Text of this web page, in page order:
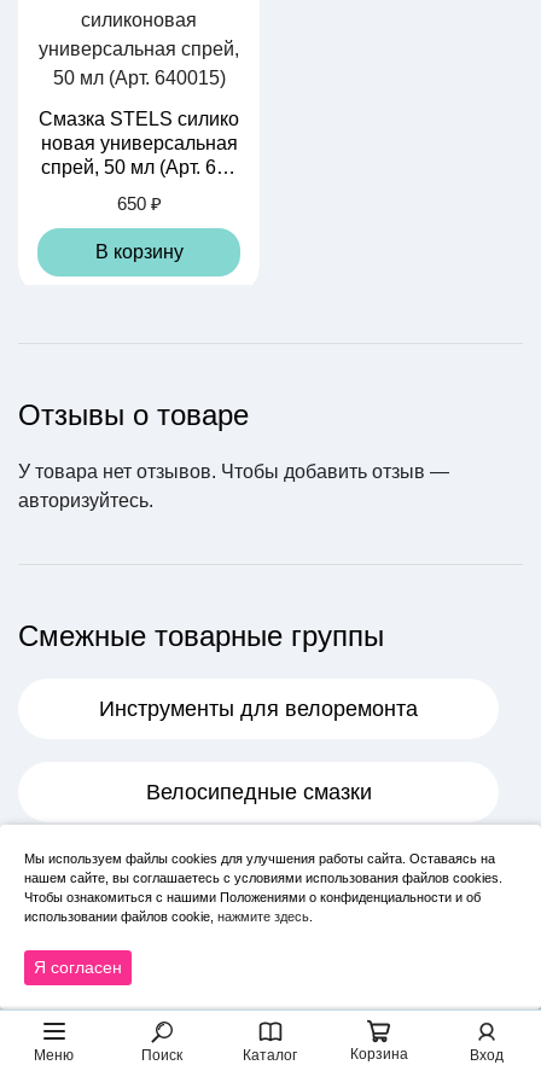
Меню Поиск Каталог Корзина Вход
Смазка STELS силико
новая универсальная
спрей, 50 мл (Арт. 640
650 ₽
В корзину
Камера ARISUN STA
NDARD 26" x 1.50/2.2
500 ₽
с ниппелем, стальная,
серебристая
10 ₽
В корзину
Отзывы о товаре
У товара нет отзывов. Чтобы добавить отзыв —
авторизуйтесь.
Смежные товарные группы
Инструменты для велоремонта
Велосипедные смазки
Камеры
+ ещё 6
Мы используем файлы cookies для улучшения работы сайта. Оставаясь на
нашем сайте, вы соглашаетесь с условиями использования файлов cookies.
Чтобы ознакомиться с нашими Положениями о конфиденциальности и об
использовании файлов cookie, нажмите здесь
Я согласен